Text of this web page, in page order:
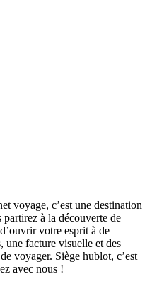
voyage, c’est une destination
à la découverte de
votre esprit à de
facture visuelle et des
voyager. Siège hublot, c’est
avec nous !